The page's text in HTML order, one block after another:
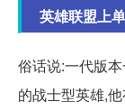
英雄联盟上
俗话说:一代版
的战士型英雄,